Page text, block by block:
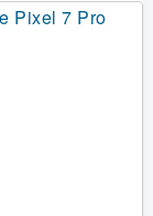
Pixel 7 Pro